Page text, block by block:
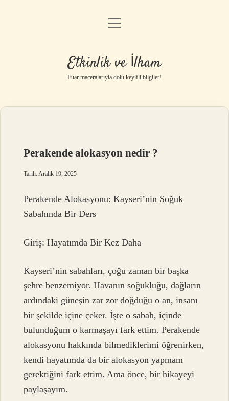
Anasayfa
Gizlilik Politikası
Yasal Uyarı
menüyü
Etkinlik ve İlham
Fuar maceralarıyla dolu keyifli bilgiler!
Perakende alokasyon nedir ?
Tarih: Aralık 19, 2025
Perakende Alokasyonu: Kayseri’nin Soğuk
Sabahında Bir Ders
Giriş: Hayatımda Bir Kez Daha
Kayseri’nin sabahları, çoğu zaman bir başka
şehre benzemiyor. Havanın soğukluğu, dağların
ardındaki güneşin zar zor doğduğu o an, insanı
bir şekilde içine çeker. İşte o sabah, içinde
bulunduğum o karmaşayı fark ettim. Perakende
alokasyonu hakkında bilmediklerimi öğrenirken,
kendi hayatımda da bir alokasyon yapmam
gerektiğini fark ettim. Ama önce, bir hikayeyi
paylaşayım.